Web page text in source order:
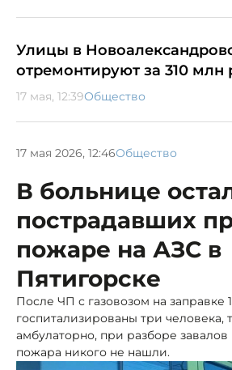
Улицы в
отремонтируют за 310 млн
17 мая, 12:39Общество
17 мая 2026, 12:46Общество
В больнице
пострадавших
пожаре на АЗС в
Пятигорске
После ЧП с газовозом на заправке
госпитализированы три человека,
амбулаторно, при разборе
пожара никого не нашли.